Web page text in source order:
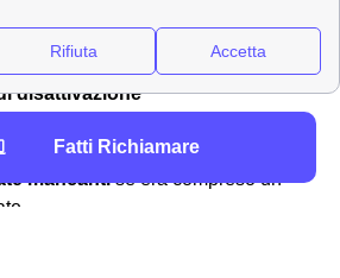
attivazione
disattivazione
componenti
mancantise era compreso un
Fatti Richiamare